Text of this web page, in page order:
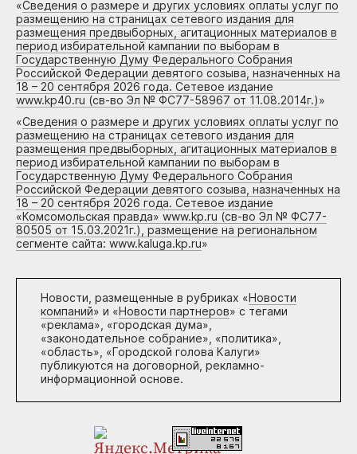
«Сведения о размере и других условиях оплаты услуг по
размещению на страницах сетевого издания для
размещения предвыборных, агитационных материалов в
период избирательной кампании по выборам в
Государственную Думу Федерального Собрания
Российской Федерации девятого созыва, назначенных на
18 – 20 сентября 2026 года. Сетевое издание
www.kp40.ru (св-во Эл № ФС77-58967 от 11.08.2014г.)»
«Сведения о размере и других условиях оплаты услуг по
размещению на страницах сетевого издания для
размещения предвыборных, агитационных материалов в
период избирательной кампании по выборам в
Государственную Думу Федерального Собрания
Российской Федерации девятого созыва, назначенных на
18 – 20 сентября 2026 года. Сетевое издание
«Комсомольская правда» www.kp.ru (св-во Эл № ФС77-
80505 от 15.03.2021г.), размещение на региональном
сегменте сайта: www.kaluga.kp.ru»
Новости, размещенные в рубриках «Новости
компаний» и «Новости партнеров» с тегами
«реклама», «городская дума»,
«законодательное собрание», «политика»,
«область», «Городской голова Калуги»
публикуются на договорной, рекламно-
информационной основе.